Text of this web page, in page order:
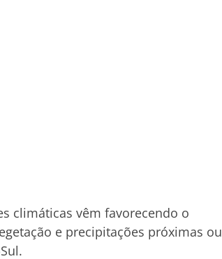
climáticas vêm favorecendo o
e precipitações próximas ou